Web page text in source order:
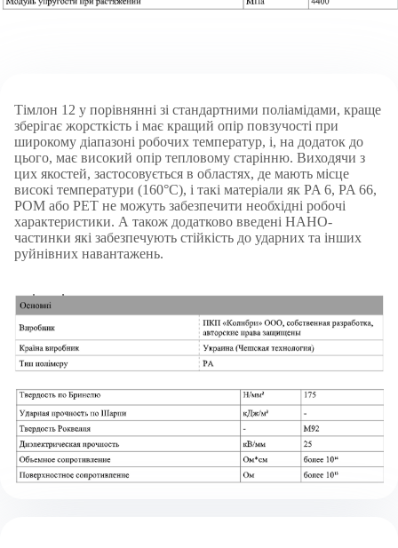
Тімлон 12 у порівнянні зі стандартними поліамідами, краще
зберігає жорсткість і має кращий опір повзучості при
широкому діапазоні робочих температур, і, на додаток до
цього, має високий опір тепловому старінню. Виходячи з
цих якостей, застосовується в областях, де мають місце
високі температури (160°C), і такі матеріали як PA 6, PA 66,
POM або PET не можуть забезпечити необхідні робочі
характеристики. А також додатково введені НАНО-
частинки які забезпечують стійкість до ударних та інших
руйнівних навантажень.